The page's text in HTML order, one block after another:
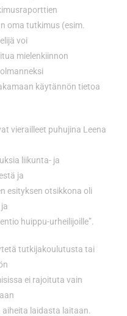
oma tutkimus (esim.
voi
mielenkiinnon
käytännön tietoa
vierailleet puhujina Leena
liikunta- ja
ja
esityksen otsikkona oli
huippu-urheilijoille”.
tutkijakoulutusta tai
ei rajoituta vain
aiheita laidasta laitaan.